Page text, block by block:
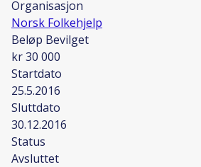
Organisasjon
Norsk Folkehjelp
Beløp Bevilget
kr 30 000
Startdato
25.5.2016
Sluttdato
30.12.2016
Status
Avsluttet